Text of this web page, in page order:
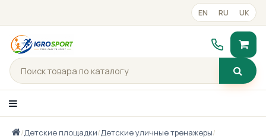
EN RU UK
Каталог товаров
/Детские площадки/Детские уличные тренажеры/